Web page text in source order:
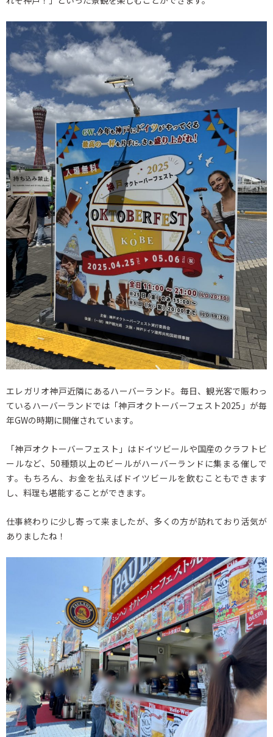
エレガリオ神戸近隣にあるハーバーランド。毎日、観光客で賑わっ
ているハーバーランドでは「神戸オクトーバーフェスト2025」が毎
年GWの時期に開催されています。
「神戸オクトーバーフェスト」はドイツビールや国産のクラフトビ
ールなど、50種類以上のビールがハーバーランドに集まる催しで
す。もちろん、お金を払えばドイツビールを飲むこともできます
し、料理も堪能することができます。
仕事終わりに少し寄って来ましたが、多くの方が訪れており活気が
ありましたね！